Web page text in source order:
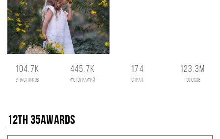
104.7K
участников
445.7K
фотографий
174
стран
123.3M
голосов
12th 35AWARDS